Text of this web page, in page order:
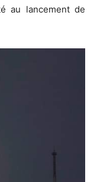
au lancement de